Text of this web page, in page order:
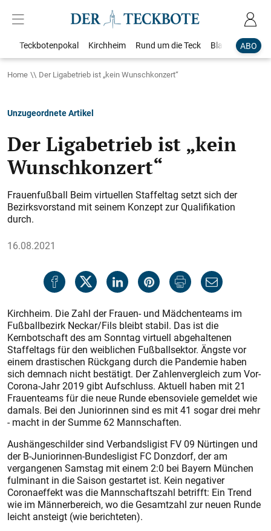
ABO
Teckbotenpokal Kirchheim Rund um die Teck Blaulicht
Home Der Ligabetrieb ist „kein Wunschkonzert“
Unzugeordnete Artikel
Der Ligabetrieb ist „kein
Wunschkonzert“
Frauenfußball Beim virtuellen Staffeltag setzt sich der
Bezirksvorstand mit seinem Konzept zur Qualifikation
durch.
16.08.2021
Kirchheim. Die Zahl der Frauen- und Mädchenteams im
Fußballbezirk Neckar/Fils bleibt stabil. Das ist die
Kernbotschaft des am Sonntag virtuell abgehaltenen
Staffeltags für den weiblichen Fußballsektor. Ängste vor
einem drastischen Rückgang durch die Pandemie haben
sich demnach nicht bestätigt. Der Zahlenvergleich zum Vor-
Corona-Jahr 2019 gibt Aufschluss. Aktuell haben mit 21
Frauenteams für die neue Runde ebensoviele gemeldet wie
damals. Bei den Juniorinnen sind es mit 41 sogar drei mehr
- macht in der Summe 62 Mannschaften.
Aushängeschilder sind Verbandsligist FV 09 Nürtingen und
der B-Juniorinnen-Bundesligist FC Donzdorf, der am
vergangenen Samstag mit einem 2:0 bei Bayern München
fulminant in die Saison gestartet ist. Kein negativer
Coronaeffekt was die Mannschaftszahl betrifft: Ein Trend
wie im Männerbereich, wo die Gesamtzahl zur neuen Runde
leicht ansteigt (wie berichteten).